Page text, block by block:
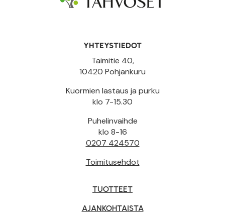
YHTEYSTIEDOT
Taimitie 40,
10420 Pohjankuru
Kuormien lastaus ja purku
klo 7-15.30
Puhelinvaihde
klo 8-16
0207 424570
Toimitusehdot
TUOTTEET
AJANKOHTAISTA